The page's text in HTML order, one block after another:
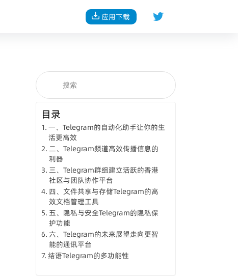
应用下载
目录
一、Telegram的自动化助手让你的生
活更高效
二、Telegram频道高效传播信息的
利器
三、Telegram群组建立活跃的香港
社区与团队协作平台
四、文件共享与存储Telegram的高
效文档管理工具
五、隐私与安全Telegram的隐私保
护功能
六、Telegram的未来展望走向更智
能的通讯平台
结语Telegram的多功能性